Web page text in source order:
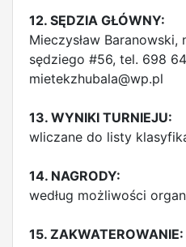
12. SĘDZIA GŁÓWNY:
Mieczysław Baranowski,
sędziego #56, tel. 698
mietekzhubala@wp.pl
13. WYNIKI TURNIEJU:
wliczane do listy
14. NAGRODY:
według możliwości
15. ZAKWATEROWANIE: